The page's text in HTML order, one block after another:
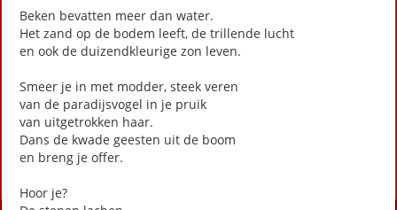
Nest van steen (Stadsgedicht 18)
Noem me Betty en geen Bep (stadsgedicht 12)
Papoea Nieuw-Guinea
Sedumdakendroom (Stadsgedicht 10)
[als de ochtend verdwijnt] (Stadsgedicht 37)
«First ‹Previous
1 › Next»Last
Beken bevatten meer dan water.
Het zand op de bodem leeft, de trillende lucht
en ook de duizendkleurige zon leven.
Smeer je in met modder, steek veren
van de paradijsvogel in je pruik
van uitgetrokken haar.
Dans de kwade geesten uit de boom
en breng je offer.
Hoor je?